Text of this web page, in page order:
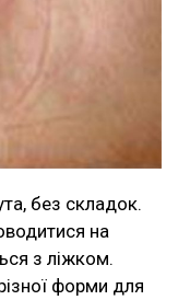
без складок.
на
з ліжком.
форми для